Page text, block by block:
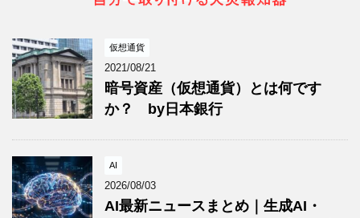
仮想通貨
2021/08/21
暗号資産（仮想通貨）とは何です
か？ by日本銀行
AI
2026/08/03
AI最新ニュースまとめ｜生成AI・